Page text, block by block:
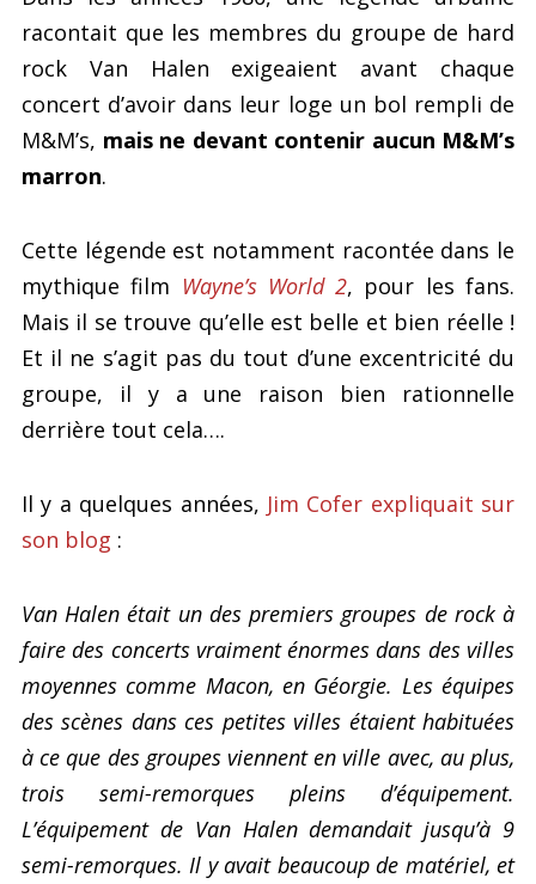
racontait que les membres du groupe de hard
rock Van Halen exigeaient avant chaque
concert d’avoir dans leur loge un bol rempli de
M&M’s, mais ne devant contenir aucun M&M’s
marron.
Cette légende est notamment racontée dans le
mythique film Wayne’s World 2, pour les fans.
Mais il se trouve qu’elle est belle et bien réelle !
Et il ne s’agit pas du tout d’une excentricité du
groupe, il y a une raison bien rationnelle
derrière tout cela….
Il y a quelques années, Jim Cofer expliquait sur
son blog :
Van Halen était un des premiers groupes de rock à
faire des concerts vraiment énormes dans des villes
moyennes comme Macon, en Géorgie. Les équipes
des scènes dans ces petites villes étaient habituées
à ce que des groupes viennent en ville avec, au plus,
trois semi-remorques pleins d’équipement.
L’équipement de Van Halen demandait jusqu’à 9
semi-remorques. Il y avait beaucoup de matériel, et